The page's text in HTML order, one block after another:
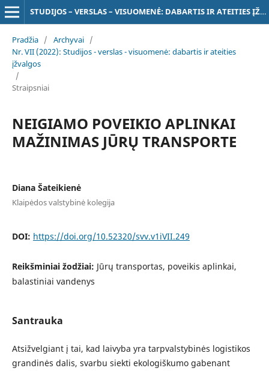
STUDIJOS – VERSLAS – VISUOMENĖ: DABARTIS IR ATEITIES ĮŽVALGOS
Pradžia / Archyvai /
Nr. VII (2022): Studijos - verslas - visuomenė: dabartis ir ateities
įžvalgos
/
Straipsniai
NEIGIAMO POVEIKIO APLINKAI
MAŽINIMAS JŪRŲ TRANSPORTE
Diana Šateikienė
Klaipėdos valstybinė kolegija
DOI: https://doi.org/10.52320/svv.v1iVII.249
Reikšminiai žodžiai: Jūrų transportas, poveikis aplinkai,
balastiniai vandenys
Santrauka
Atsižvelgiant į tai, kad laivyba yra tarpvalstybinės logistikos
grandinės dalis, svarbu siekti ekologiškumo gabenant